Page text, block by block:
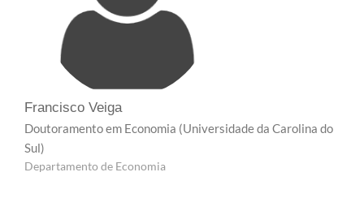
Francisco Veiga
Doutoramento em Economia (Universidade da Carolina do
Sul)
Departamento de Economia